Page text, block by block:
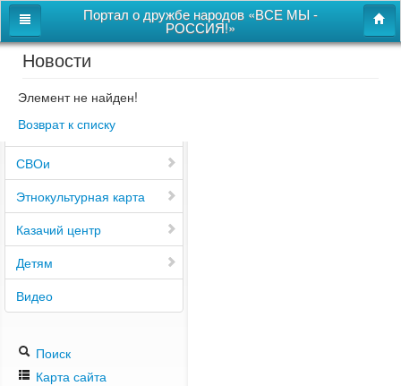
Портал о дружбе народов «ВСЕ МЫ -
РОССИЯ!»
Главная
Дом дружбы народов
Новости
СВОи
Этнокультурная карта
Казачий центр
Детям
Видео
Поиск
Карта сайта
Новости
Элемент не найден!
Возврат к списку